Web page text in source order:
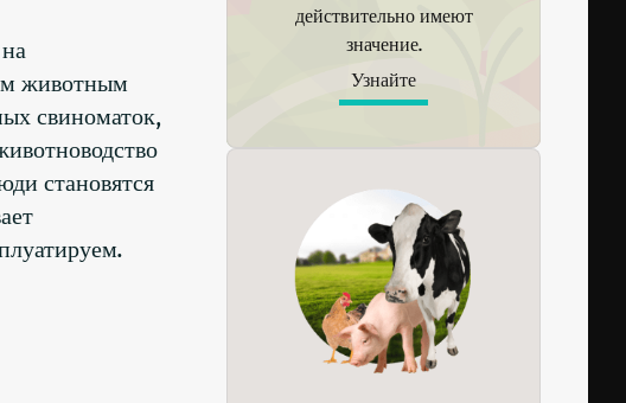
животным
свиноматок,
становятся
действительно имеют
значение.
Узнайте